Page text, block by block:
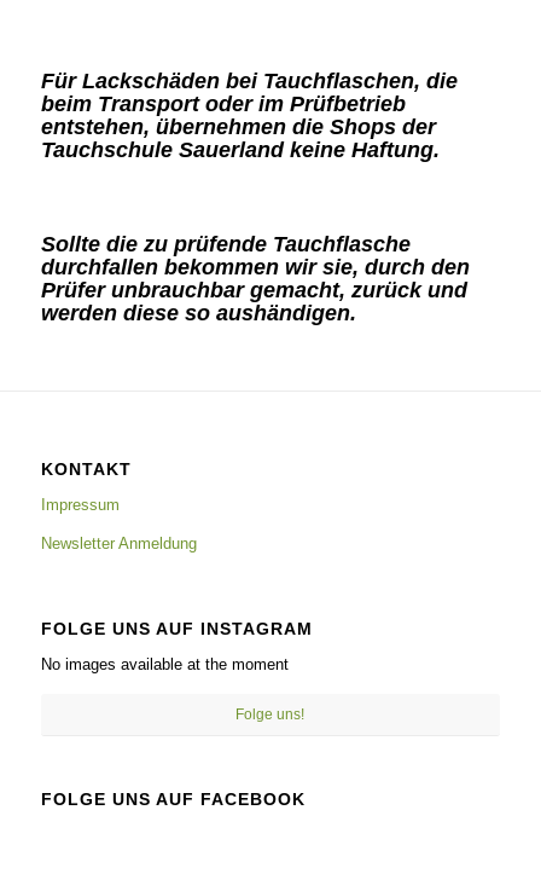
Für Lackschäden bei Tauchflaschen, die
beim Transport oder im Prüfbetrieb
entstehen, übernehmen die Shops der
Tauchschule Sauerland keine Haftung.
Sollte die zu prüfende Tauchflasche
durchfallen bekommen wir sie, durch den
Prüfer unbrauchbar gemacht, zurück und
werden diese so aushändigen.
KONTAKT
Impressum
Newsletter Anmeldung
FOLGE UNS AUF INSTAGRAM
No images available at the moment
Folge uns!
FOLGE UNS AUF FACEBOOK